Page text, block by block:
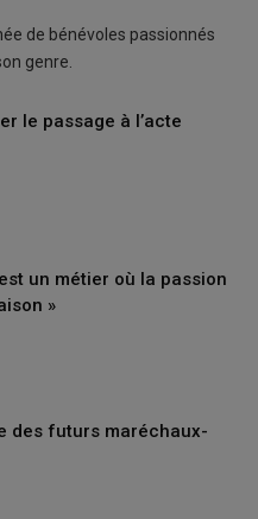
de bénévoles passionnés
genre.
le passage à l’acte
un métier où la passion
»
des futurs maréchaux-